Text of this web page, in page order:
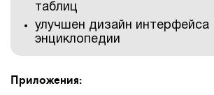
таблиц
улучшен дизайн интерфейса
энциклопедии
Приложения: